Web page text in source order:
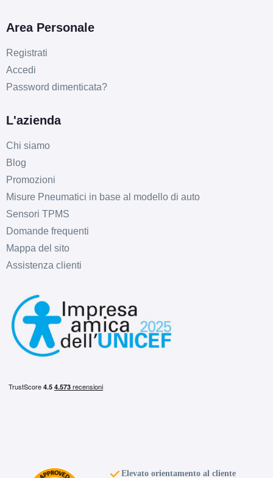
C B
Area Personale
Registrati
Accedi
Password dimenticata?
L'azienda
Chi siamo
Blog
Promozioni
Misure Pneumatici in base al modello di auto
Sensori TPMS
Domande frequenti
Mappa del sito
Assistenza clienti
Elevato orientamento al cliente